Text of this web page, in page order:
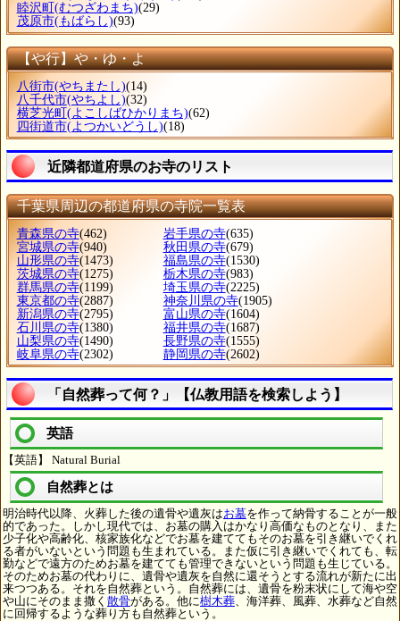
睦沢町 (むつざわまち)(29)
茂原市(もばらし)(93)
【や行】や・ゆ・よ
八街市(やちまたし)(14)
八千代市(やちよし)(32)
横芝光町 (よこしばひかりまち)(62)
四街道市(よつかいどうし)(18)
近隣都道府県のお寺のリスト
千葉県周辺の都道府県の寺院一覧表
青森県の寺(462) 岩手県の寺(635)
宮城県の寺(940) 秋田県の寺(679)
山形県の寺(1473) 福島県の寺(1530)
茨城県の寺(1275) 栃木県の寺(983)
群馬県の寺(1199) 埼玉県の寺(2225)
東京都の寺(2887) 神奈川県の寺(1905)
新潟県の寺(2795) 富山県の寺(1604)
石川県の寺(1380) 福井県の寺(1687)
山梨県の寺(1490) 長野県の寺(1555)
岐阜県の寺(2302) 静岡県の寺(2602)
「自然葬って何？」【仏教用語を検索しよう】
英語
【英語】 Natural Burial
自然葬とは
明治時代以降、火葬した後の遺骨や遺灰はお墓を作って納骨することが一般
的であった。しかし現代では、お墓の購入はかなり高価なものとなり、また
少子化や高齢化、核家族化などでお墓を建ててもそのお墓を引き継いでくれ
る者がいないという問題も生まれている。また仮に引き継いでくれても、転
勤などで遠方のためお墓を建てても管理できないという問題も生じている。
そのためお墓の代わりに、遺骨や遺灰を自然に還そうとする流れが新たに出
来つつある。それを自然葬という。自然葬には、遺骨を粉末状にして海や空
や山にそのまま撒く 散骨がある。他に樹木葬 、海洋葬、風葬、水葬など自然
に回帰するような葬り方も自然葬という。